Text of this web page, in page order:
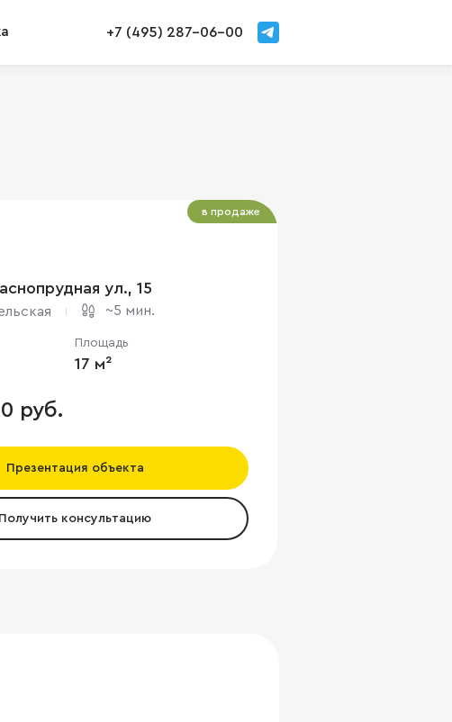
+7 (495) 287-06-00
ул., 15
~5 мин.
Площадь
17 м²
руб.
Презентация объекта
Получить консультацию
в продаже